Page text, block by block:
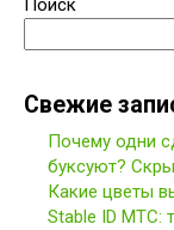
Поиск
Свежие
Почему одни
буксуют?
Какие цветы
Stable ID МТС: